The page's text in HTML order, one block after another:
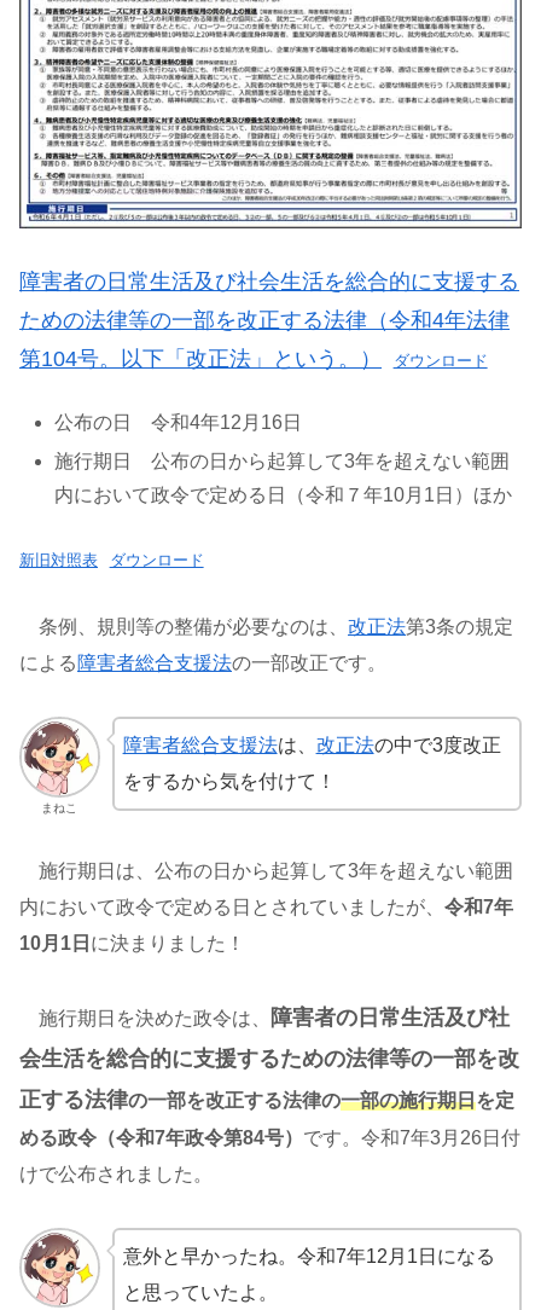
障害者の日常生活及び社会生活を総合的に支援する
ための法律等の一部を改正する法律（令和4年法律
第104号。 以下「改正法」という。 ） ダウンロード
公布の日 令和4年12月16日
施行期日 公布の日から起算して3年を超えない範囲
内において政令で定める日（令和７年10月1日）ほか
新旧対照表 ダウンロード
条例、規則等の整備が必要なのは、 改正法第3条の規定
による障害者総合支援法の一部改正です。
まねこ
障害者総合支援法は、 改正法の中で3度改正
をするから気を付けて！
施行期日は、公布の日から起算して3年を超えない範囲
内において政令で定める日とされていましたが、 令和7年
10月1日 に決まりました！
施行期日を決めた政令は、
障害者の日常生活及び社
会生活を総合的に支援するための法律等の一部を改
正する法律の一部を改正する法律の一部の施行期日を定
める政令（令和7年政令第84号） です。令和7年3月26日付
けで公布されました。
意外と早かったね。令和7年12月1日になる
と思っていたよ。